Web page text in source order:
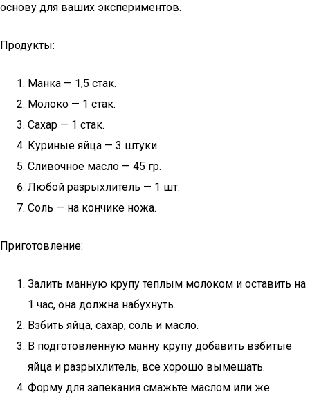
основу для ваших экспериментов.
Продукты:
Манка — 1,5 стак.
Молоко — 1 стак.
Сахар — 1 стак.
Куриные яйца — 3 штуки
Сливочное масло — 45 гр.
Любой разрыхлитель — 1 шт.
Соль — на кончике ножа.
Приготовление:
Залить манную крупу теплым молоком и оставить на
1 час, она должна набухнуть.
Взбить яйца, сахар, соль и масло.
В подготовленную манну крупу добавить взбитые
яйца и разрыхлитель, все хорошо вымешать.
Форму для запекания смажьте маслом или же